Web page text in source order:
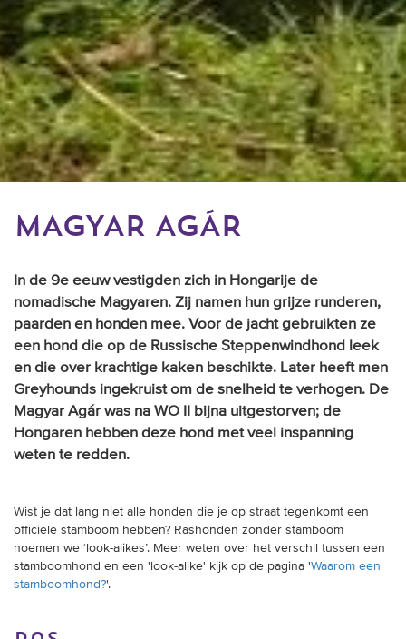
MAGYAR AGÁR
In de 9e eeuw vestigden zich in Hongarije de
nomadische Magyaren. Zij namen hun grijze runderen,
paarden en honden mee. Voor de jacht gebruikten ze
een hond die op de Russische Steppenwindhond leek
en die over krachtige kaken beschikte. Later heeft men
Greyhounds ingekruist om de snelheid te verhogen. De
Magyar Agár was na WO II bijna uitgestorven; de
Hongaren hebben deze hond met veel inspanning
weten te redden.
Wist je dat lang niet alle honden die je op straat tegenkomt een
officiële stamboom hebben? Rashonden zonder stamboom
noemen we ‘look-alikes’. Meer weten over het verschil tussen een
stamboomhond en een 'look-alike' kijk op de pagina 'Waarom een
stamboomhond?'.